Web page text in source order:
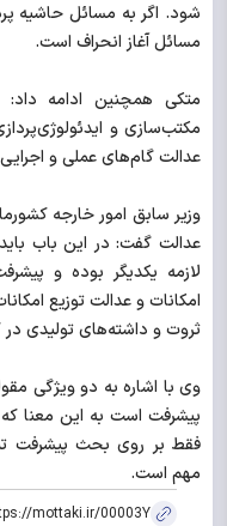
شود. اگر به مسائل حاشیه
مسائل آغاز انحراف است.
متکی همچنین ادامه
مکتب‌سازی و
عدالت گام‌های عملی و اجرایی
وزیر سابق امور خارجه
عدالت گفت: در این باب
لازمه یکدیگر بوده و
امکانات و عدالت توزیع
ثروت و داشته‌های تولیدی در
وی با اشاره به دو ویژگی
پیشرفت است به این معنا که
فقط بر روی بحث پیشرفت
مهم است.
mottaki.ir/00003Y